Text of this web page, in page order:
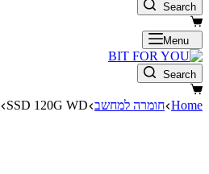
Search
Menu
Search
Home חומרה למחשב SSD 120G WD